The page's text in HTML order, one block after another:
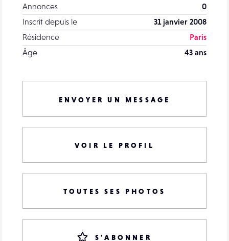
Annonces
0
Inscrit depuis le
31 janvier 2008
Résidence
Paris
Âge
43 ans
ENVOYER UN MESSAGE
VOIR LE PROFIL
TOUTES SES PHOTOS
S'ABONNER